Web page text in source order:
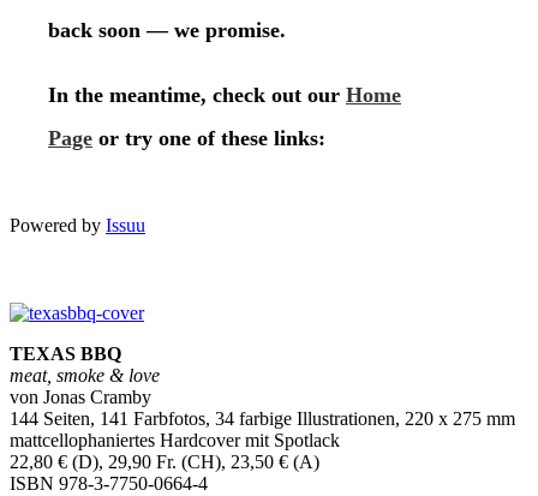
Powered by Issuu
TEXAS BBQ
meat, smoke & love
von Jonas Cramby
144 Seiten, 141 Farbfotos, 34 farbige Illustrationen, 220 x 275 mm
mattcellophaniertes Hardcover mit Spotlack
22,80 € (D), 29,90 Fr. (CH), 23,50 € (A)
ISBN 978-3-7750-0664-4